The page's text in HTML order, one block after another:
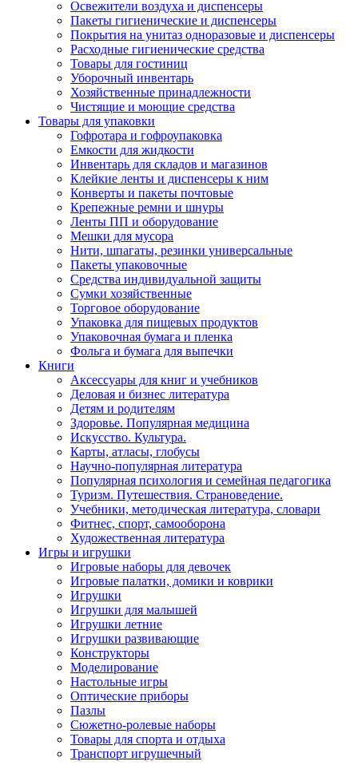
Освежители воздуха и диспенсеры
Пакеты гигиенические и диспенсеры
Покрытия на унитаз одноразовые и диспенсеры
Расходные гигиенические средства
Товары для гостиниц
Уборочный инвентарь
Хозяйственные принадлежности
Чистящие и моющие средства
Товары для упаковки
Гофротара и гофроупаковка
Емкости для жидкости
Инвентарь для складов и магазинов
Клейкие ленты и диспенсеры к ним
Конверты и пакеты почтовые
Крепежные ремни и шнуры
Ленты ПП и оборудование
Мешки для мусора
Нити, шпагаты, резинки универсальные
Пакеты упаковочные
Средства индивидуальной защиты
Сумки хозяйственные
Торговое оборудование
Упаковка для пищевых продуктов
Упаковочная бумага и пленка
Фольга и бумага для выпечки
Книги
Аксессуары для книг и учебников
Деловая и бизнес литература
Детям и родителям
Здоровье. Популярная медицина
Искусство. Культура.
Карты, атласы, глобусы
Научно-популярная литература
Популярная психология и семейная педагогика
Туризм. Путешествия. Страноведение.
Учебники, методическая литература, словари
Фитнес, спорт, самооборона
Художественная литература
Игры и игрушки
Игровые наборы для девочек
Игровые палатки, домики и коврики
Игрушки
Игрушки для малышей
Игрушки летние
Игрушки развивающие
Конструкторы
Моделирование
Настольные игры
Оптические приборы
Пазлы
Сюжетно-ролевые наборы
Товары для спорта и отдыха
Транспорт игрушечный